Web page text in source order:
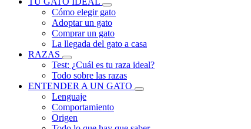
Cómo elegir gato
Adoptar un gato
Comprar un gato
La llegada del gato a casa
RAZAS
Test: ¿Cuál es tu raza ideal?
Todo sobre las razas
ENTENDER A UN GATO
Lenguaje
Comportamiento
Origen